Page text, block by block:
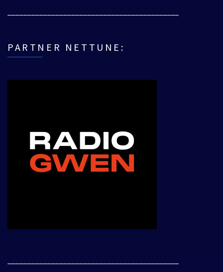
PARTNER NETTUNE: